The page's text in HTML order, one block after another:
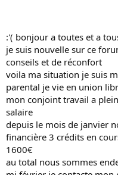
:'( bonjour a toutes et a
je suis nouvelle sur ce
conseils et de réconfort
voila ma situation je suis
parental je vie en union
mon conjoint travail a
salaire
depuis le mois de janvier
financière 3 crédits en
1600€
au total nous sommes